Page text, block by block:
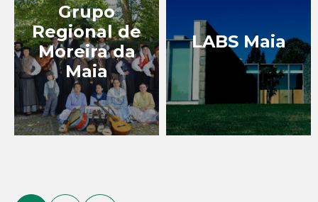
Grupo
Regional de
Moreira da
Maia
LABS Maia